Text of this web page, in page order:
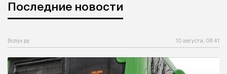
Последние новости
Вслух.ру 10 августа, 08:41